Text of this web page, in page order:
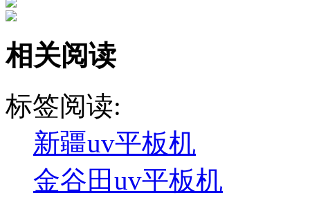
相关阅读
标签阅读:
新疆uv平板机
金谷田uv平板机